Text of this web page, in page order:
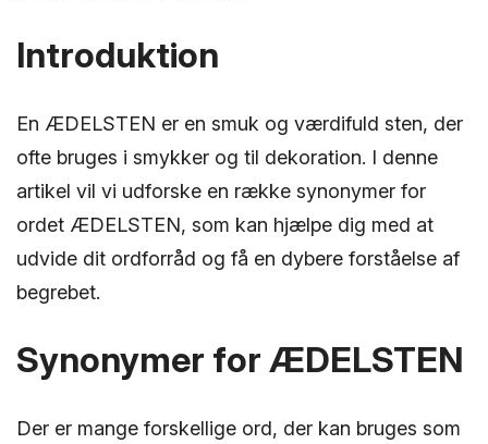
Introduktion
En ÆDELSTEN er en smuk og værdifuld sten, der
ofte bruges i smykker og til dekoration. I denne
artikel vil vi udforske en række synonymer for
ordet ÆDELSTEN, som kan hjælpe dig med at
udvide dit ordforråd og få en dybere forståelse af
begrebet.
Synonymer for ÆDELSTEN
Der er mange forskellige ord, der kan bruges som